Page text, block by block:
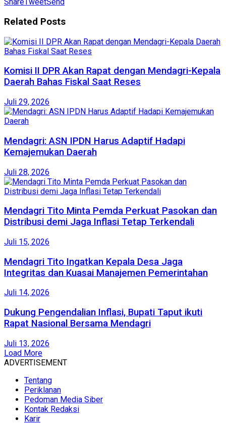
Related Posts
Komisi II DPR Akan Rapat dengan Mendagri-Kepala
Daerah Bahas Fiskal Saat Reses
Juli 29, 2026
Mendagri: ASN IPDN Harus Adaptif Hadapi
Kemajemukan Daerah
Juli 28, 2026
Mendagri Tito Minta Pemda Perkuat Pasokan dan
Distribusi demi Jaga Inflasi Tetap Terkendali
Juli 15, 2026
Mendagri Tito Ingatkan Kepala Desa Jaga
Integritas dan Kuasai Manajemen Pemerintahan
Juli 14, 2026
Dukung Pengendalian Inflasi, Bupati Taput ikuti
Rapat Nasional Bersama Mendagri
Juli 13, 2026
Load More
ADVERTISEMENT
Tentang
Periklanan
Pedoman Media Siber
Kontak Redaksi
Karir